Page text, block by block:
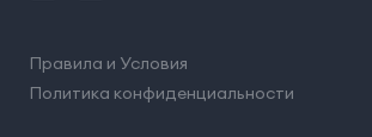
Правила и Условия
Политика конфиденциальности